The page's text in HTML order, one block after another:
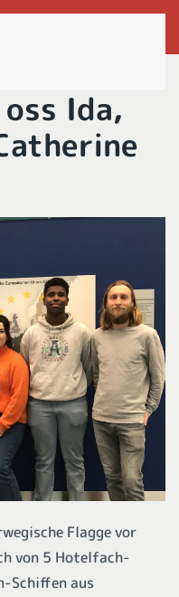
Ida,
Flagge vor
von 5 Hotelfach-
Schiffen aus